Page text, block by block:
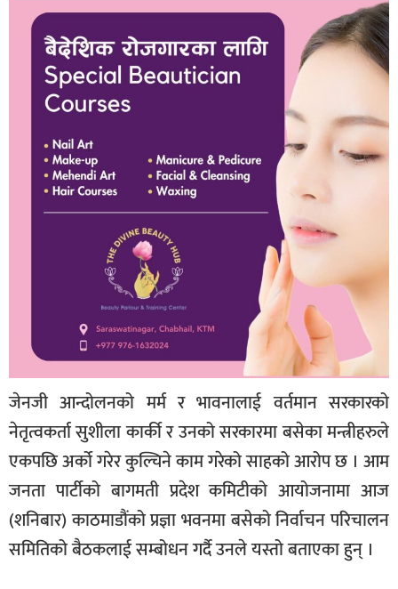
जेनजी आन्दोलनको मर्म र भावनालाई वर्तमान सरकारको
नेतृत्वकर्ता सुशीला कार्की र उनको सरकारमा बसेका मन्त्रीहरुले
एकपछि अर्को गरेर कुल्चिने काम गरेको साहको आरोप छ । आम
जनता पार्टीको बागमती प्रदेश कमिटीको आयोजनामा आज
(शनिबार) काठमाडौंको प्रज्ञा भवनमा बसेको निर्वाचन परिचालन
समितिको बैठकलाई सम्बोधन गर्दै उनले यस्तो बताएका हुन् ।